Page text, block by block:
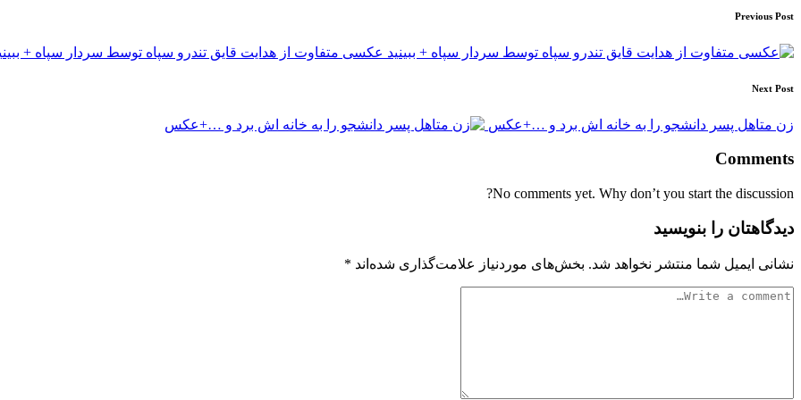
Post
navigation
Previous Post
عکسی متفاوت از هدایت قایق تندرو سپاه توسط سردار سپاه +
Next Post
زن متاهل پسر دانشجو را به خانه اش برد و …+عکس
Comments
No comments yet. Why don’t you start the discussion?
دیدگاهتان را بنویسید
نشانی ایمیل شما منتشر نخواهد شد. بخش‌های موردنیاز علامت‌گذاری شده‌اند *